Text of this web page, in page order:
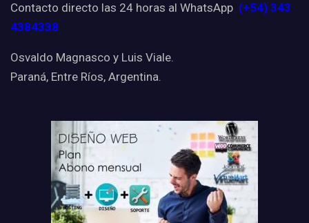
Contacto directo las 24 horas al WhatsApp (+54) 343
4384338
Osvaldo Magnasco y Luis Viale.
Paraná, Entre Ríos, Argentina.